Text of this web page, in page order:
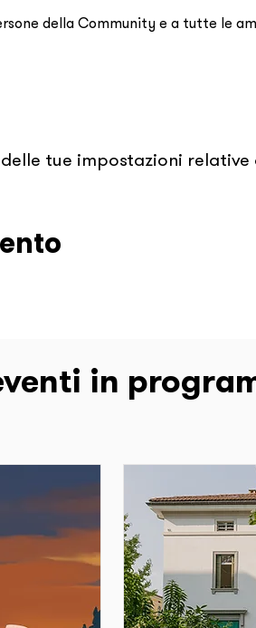
della Community e a tutte le
tue impostazioni
in